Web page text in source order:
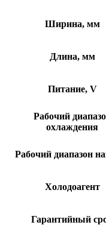
Ширина, мм
Длина, мм
Питание, V
Рабочий
охлаждения
Рабочий диапазон
Холодоагент
Гарантийный